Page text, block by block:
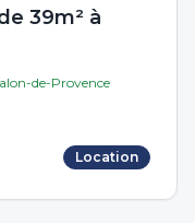
39m² à
de-Provence
Location